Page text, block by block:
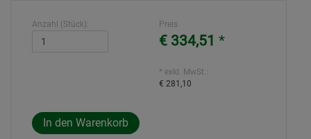
Anzahl (Stück): Preis
€ 334,51 *
* exkl. MwSt.:
€ 281,10